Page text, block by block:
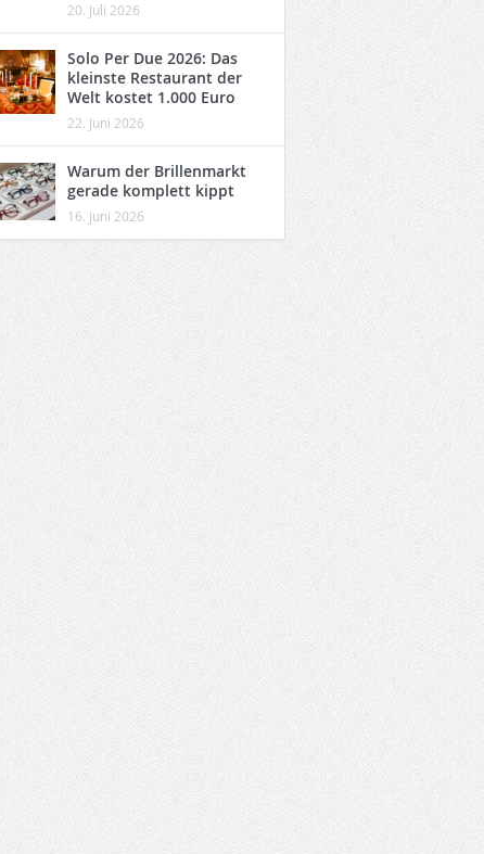
20. Juli 2026
Solo Per Due 2026: Das
kleinste Restaurant der
Welt kostet 1.000 Euro
22. Juni 2026
Warum der Brillenmarkt
gerade komplett kippt
16. Juni 2026